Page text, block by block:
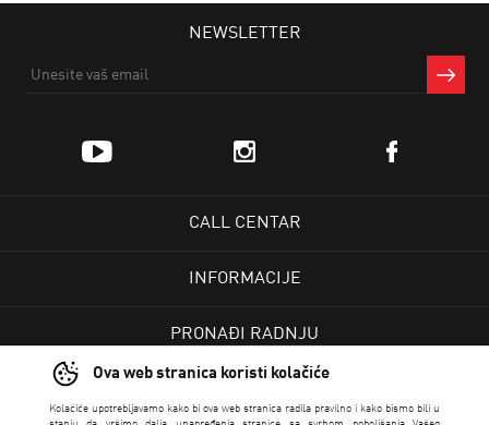
Ova web stranica koristi kolačiće
Kolačiće upotrebljavamo kako bi ova web stranica radila pravilno i kako bismo bili u
NEWSLETTER
CALL CENTAR
INFORMACIJE
PRONAĐI RADNJU